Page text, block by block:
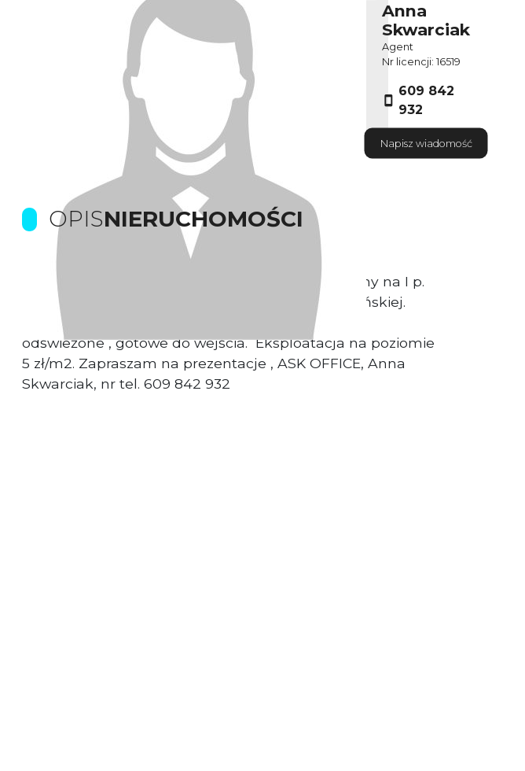
Anna
Skwarciak
Agent
Nr licencji: 16519
609 842
932
Napisz wiadomość
OPISNIERUCHOMOŚCI
Do wynajęcia lokal biurowy ( 2*22m2) usytuowany na I p.
obiektu biurowego położonego w ok. ul. Grabiszyńskiej.
Obiekt z recepcją i całodobową ochroną. Pokoje
odświeżone , gotowe do wejścia. Eksploatacja na poziomie
5 zł/m2. Zapraszam na prezentacje , ASK OFFICE, Anna
Skwarciak, nr tel. 609 842 932